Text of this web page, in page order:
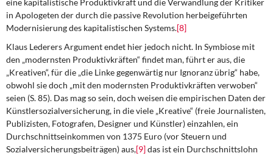
eine kapitalistische Produktivkraft und die Verwandlung der Kritiker
in Apologeten der durch die passive Revolution herbeigeführten
Modernisierung des kapitalistischen Systems.[8]
Klaus Lederers Argument endet hier jedoch nicht. In Symbiose mit
den „modernsten Produktivkräften“ findet man, führt er aus, die
„Kreativen“, für die „die Linke gegenwärtig nur Ignoranz übrig“ habe,
obwohl sie doch „mit den modernsten Produktivkräften verwoben“
seien (S. 85). Das mag so sein, doch weisen die empirischen Daten der
Künstlersozialversicherung, in die viele „Kreative“ (freie Journalisten,
Publizisten, Fotografen, Designer und Künstler) einzahlen, ein
Durchschnittseinkommen von 1375 Euro (vor Steuern und
Sozialversicherungsbeiträgen) aus,[9]das ist ein Durchschnittslohn